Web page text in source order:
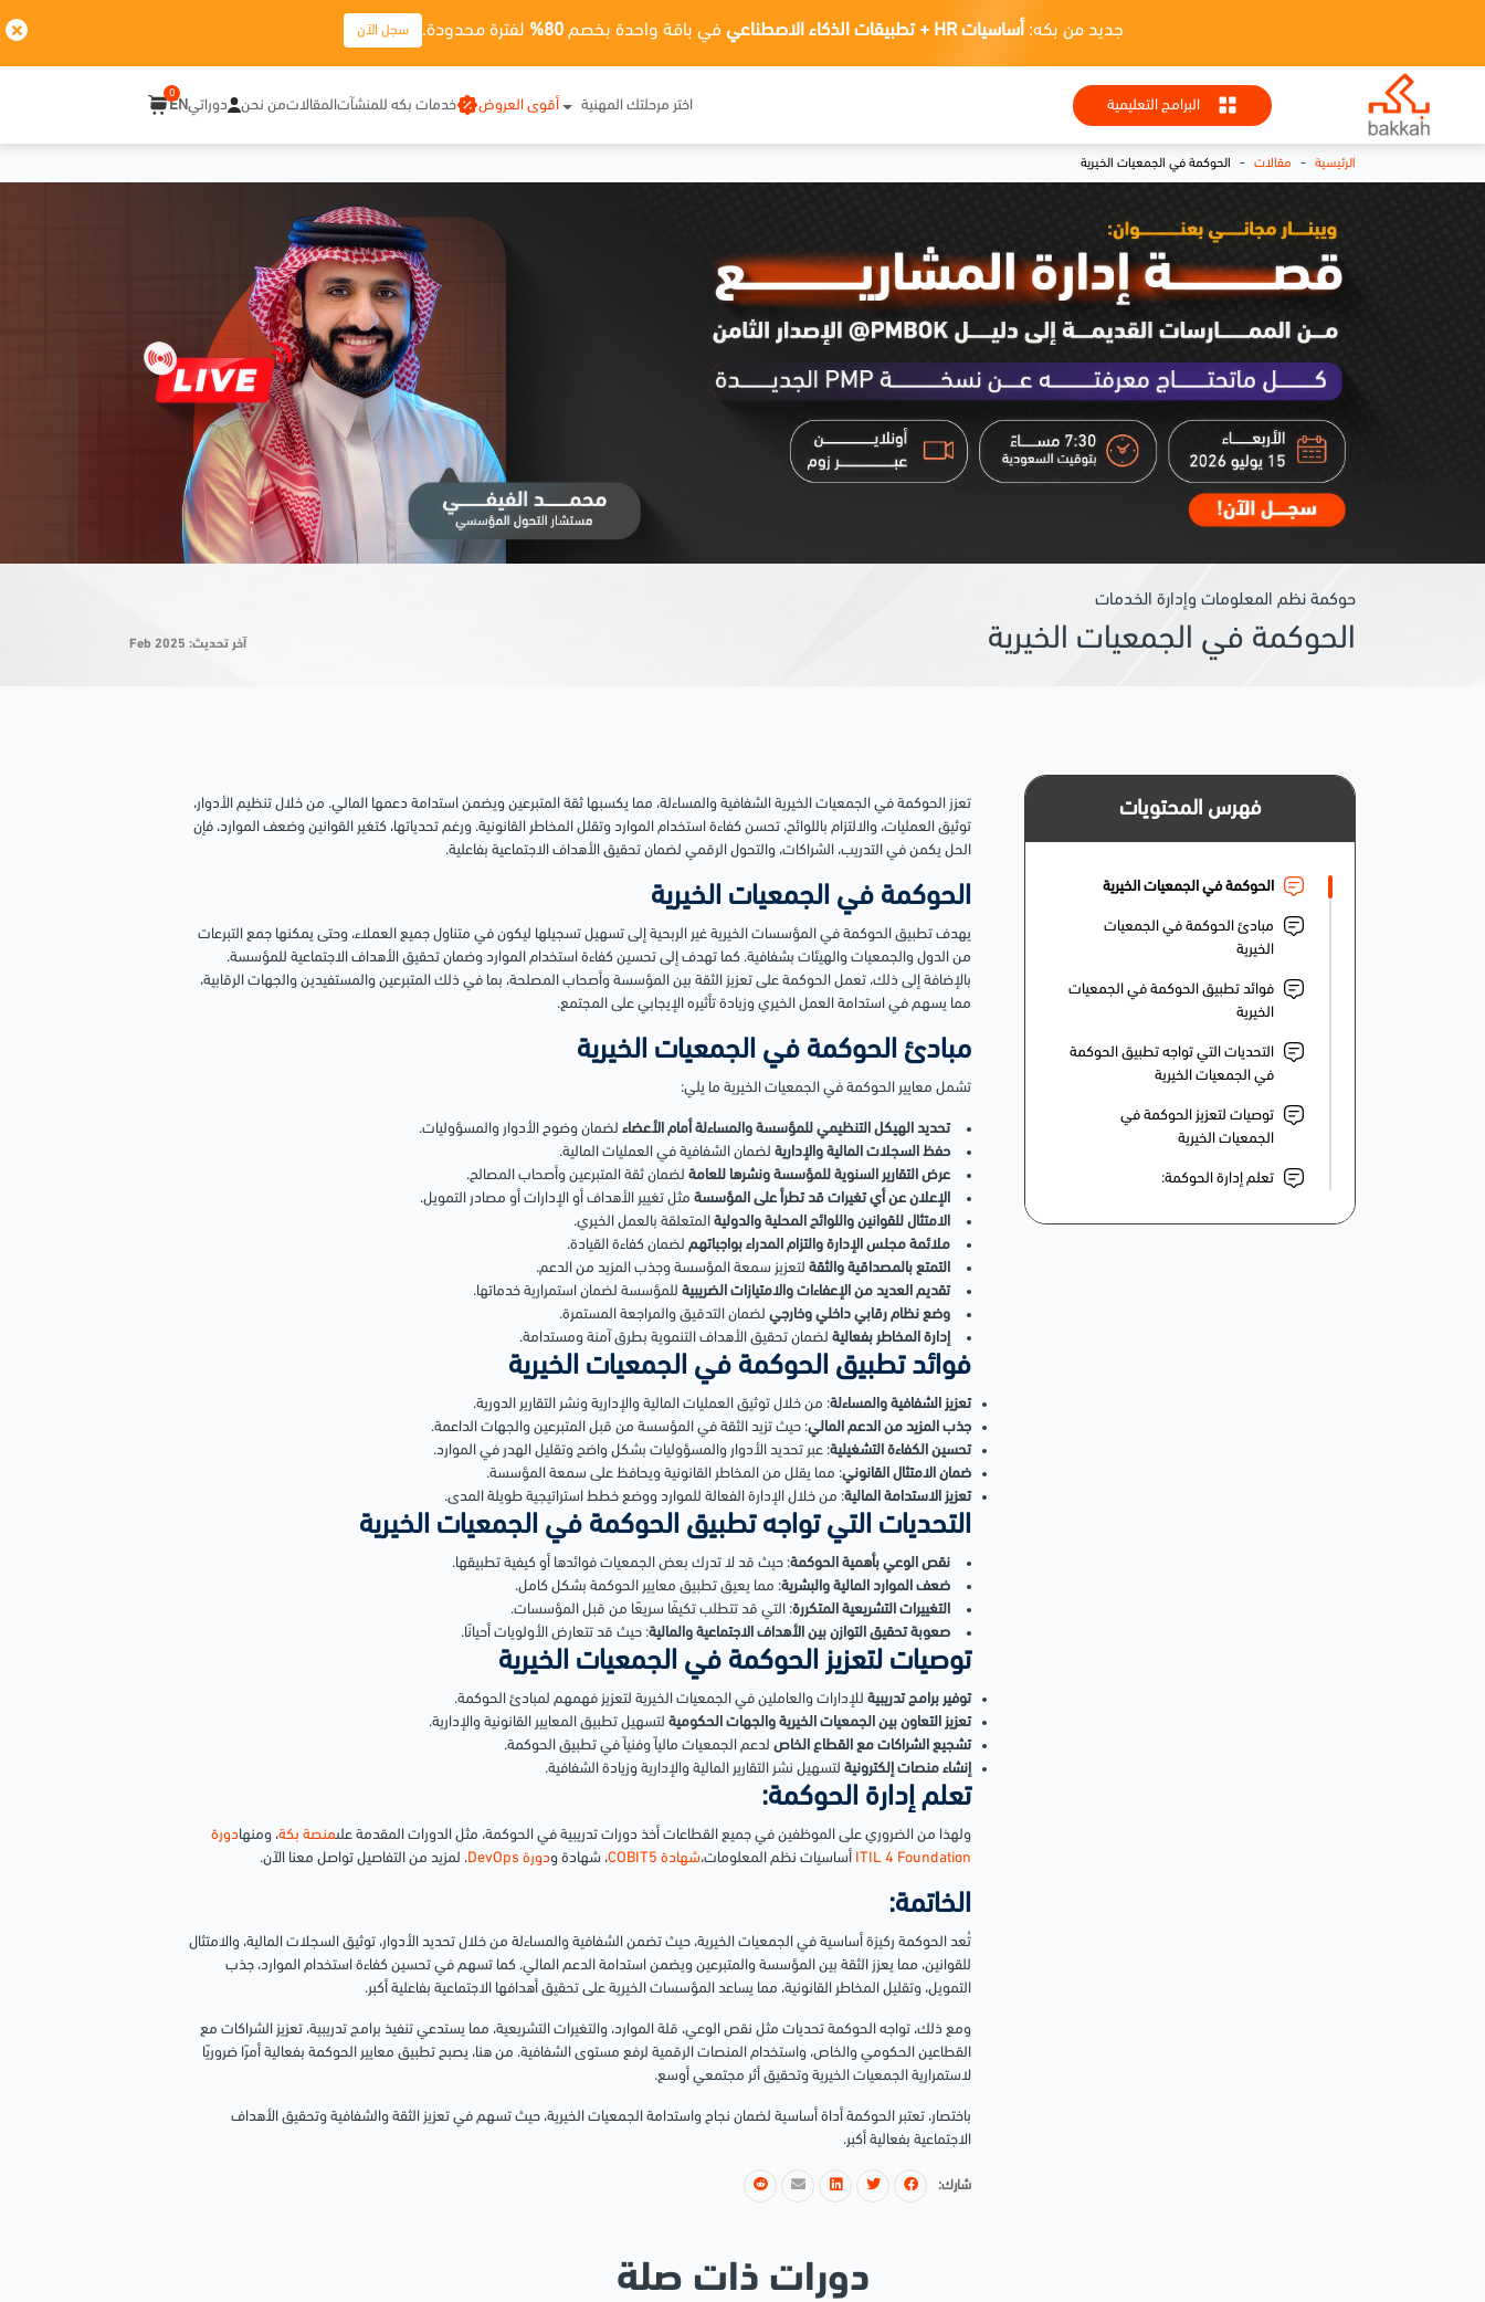
جديد من بكه: أساسيات HR + تطبيقات الذكاء الاصطناعي في باقة واحدة بخصم 80% لفترة محدودة. سجل الآن
البرامج التعليمية اختر مرحلتك المهنية أقوى العروض خدمات بكه للمنشآتالمقالاتمن نحن دوراتيEN
0
الرئيسية - مقالات - الحوكمة في الجمعيات الخيرية
حوكمة نظم المعلومات وإدارة الخدمات
الحوكمة في الجمعيات الخيرية آخر تحديث: Feb 2025
فهرس المحتويات
الحوكمة في الجمعيات الخيرية
مبادئ الحوكمة في الجمعيات
الخيرية
فوائد تطبيق الحوكمة في الجمعيات
الخيرية
التحديات التي تواجه تطبيق الحوكمة
في الجمعيات الخيرية
توصيات لتعزيز الحوكمة في
الجمعيات الخيرية
تعلم إدارة الحوكمة:
تعزز الحوكمة في الجمعيات الخيرية الشفافية والمساءلة، مما يكسبها ثقة المتبرعين ويضمن استدامة دعمها المالي. من خلال تنظيم الأدوار،
توثيق العمليات، والالتزام باللوائح، تحسن كفاءة استخدام الموارد وتقلل المخاطر القانونية. ورغم تحدياتها، كتغير القوانين وضعف الموارد، فإن
الحل يكمن في التدريب، الشراكات، والتحول الرقمي لضمان تحقيق الأهداف الاجتماعية بفاعلية.
الحوكمة في الجمعيات الخيرية
يهدف تطبيق الحوكمة في المؤسسات الخيرية غير الربحية إلى تسهيل تسجيلها ليكون في متناول جميع العملاء، وحتى يمكنها جمع التبرعات
من الدول والجمعيات والهيئات بشفافية. كما تهدف إلى تحسين كفاءة استخدام الموارد وضمان تحقيق الأهداف الاجتماعية للمؤسسة.
بالإضافة إلى ذلك، تعمل الحوكمة على تعزيز الثقة بين المؤسسة وأصحاب المصلحة، بما في ذلك المتبرعين والمستفيدين والجهات الرقابية،
مما يسهم في استدامة العمل الخيري وزيادة تأثيره الإيجابي على المجتمع.
مبادئ الحوكمة في الجمعيات الخيرية
تشمل معايير الحوكمة في الجمعيات الخيرية ما يلي:
تحديد الهيكل التنظيمي للمؤسسة والمساءلة أمام الأعضاء لضمان وضوح الأدوار والمسؤوليات.
حفظ السجلات المالية والإدارية لضمان الشفافية في العمليات المالية.
عرض التقارير السنوية للمؤسسة ونشرها للعامة لضمان ثقة المتبرعين وأصحاب المصالح.
الإعلان عن أي تغيرات قد تطرأ على المؤسسة مثل تغيير الأهداف أو الإدارات أو مصادر التمويل.
الامتثال للقوانين واللوائح المحلية والدولية المتعلقة بالعمل الخيري.
ملائمة مجلس الإدارة والتزام المدراء بواجباتهم لضمان كفاءة القيادة.
التمتع بالمصداقية والثقة لتعزيز سمعة المؤسسة وجذب المزيد من الدعم.
تقديم العديد من الإعفاءات والامتيازات الضريبية للمؤسسة لضمان استمرارية خدماتها.
وضع نظام رقابي داخلي وخارجي لضمان التدقيق والمراجعة المستمرة.
إدارة المخاطر بفعالية لضمان تحقيق الأهداف التنموية بطرق آمنة ومستدامة.
فوائد تطبيق الحوكمة في الجمعيات الخيرية
تعزيز الشفافية والمساءلة: من خلال توثيق العمليات المالية والإدارية ونشر التقارير الدورية.
جذب المزيد من الدعم المالي: حيث تزيد الثقة في المؤسسة من قبل المتبرعين والجهات الداعمة.
تحسين الكفاءة التشغيلية: عبر تحديد الأدوار والمسؤوليات بشكل واضح وتقليل الهدر في الموارد.
ضمان الامتثال القانوني: مما يقلل من المخاطر القانونية ويحافظ على سمعة المؤسسة.
تعزيز الاستدامة المالية: من خلال الإدارة الفعالة للموارد ووضع خطط استراتيجية طويلة المدى.
التحديات التي تواجه تطبيق الحوكمة في الجمعيات الخيرية
نقص الوعي بأهمية الحوكمة: حيث قد لا تدرك بعض الجمعيات فوائدها أو كيفية تطبيقها.
ضعف الموارد المالية والبشرية: مما يعيق تطبيق معايير الحوكمة بشكل كامل.
التغييرات التشريعية المتكررة: التي قد تتطلب تكيفًا سريعًا من قبل المؤسسات.
صعوبة تحقيق التوازن بين الأهداف الاجتماعية والمالية: حيث قد تتعارض الأولويات أحيانًا.
توصيات لتعزيز الحوكمة في الجمعيات الخيرية
توفير برامج تدريبية للإدارات والعاملين في الجمعيات الخيرية لتعزيز فهمهم لمبادئ الحوكمة.
تعزيز التعاون بين الجمعيات الخيرية والجهات الحكومية لتسهيل تطبيق المعايير القانونية والإدارية.
تشجيع الشراكات مع القطاع الخاص لدعم الجمعيات مالياً وفنياً في تطبيق الحوكمة.
إنشاء منصات إلكترونية لتسهيل نشر التقارير المالية والإدارية وزيادة الشفافية.
تعلم إدارة الحوكمة:
ولهذا من الضروري على الموظفين في جميع القطاعات أخذ دورات تدريبية في الحوكمة، مثل الدورات المقدمة علىمنصة بكة، ومنهادورة
ITIL 4 Foundation أساسيات نظم المعلومات،شهادة COBIT5 ، شهادة ودورة DevOps . لمزيد من التفاصيل تواصل معنا الآن.
الخاتمة:
تُعد الحوكمة ركيزة أساسية في الجمعيات الخيرية، حيث تضمن الشفافية والمساءلة من خلال تحديد الأدوار، توثيق السجلات المالية، والامتثال
للقوانين، مما يعزز الثقة بين المؤسسة والمتبرعين ويضمن استدامة الدعم المالي. كما تسهم في تحسين كفاءة استخدام الموارد، جذب
التمويل، وتقليل المخاطر القانونية، مما يساعد المؤسسات الخيرية على تحقيق أهدافها الاجتماعية بفاعلية أكبر.
ومع ذلك، تواجه الحوكمة تحديات مثل نقص الوعي، قلة الموارد، والتغيرات التشريعية، مما يستدعي تنفيذ برامج تدريبية، تعزيز الشراكات مع
القطاعين الحكومي والخاص، واستخدام المنصات الرقمية لرفع مستوى الشفافية. من هنا، يصبح تطبيق معايير الحوكمة بفعالية أمرًا ضروريًا
لاستمرارية الجمعيات الخيرية وتحقيق أثر مجتمعي أوسع.
باختصار، تعتبر الحوكمة أداة أساسية لضمان نجاح واستدامة الجمعيات الخيرية، حيث تسهم في تعزيز الثقة والشفافية وتحقيق الأهداف
الاجتماعية بفعالية أكبر.
شارك:
دورات ذات صلة